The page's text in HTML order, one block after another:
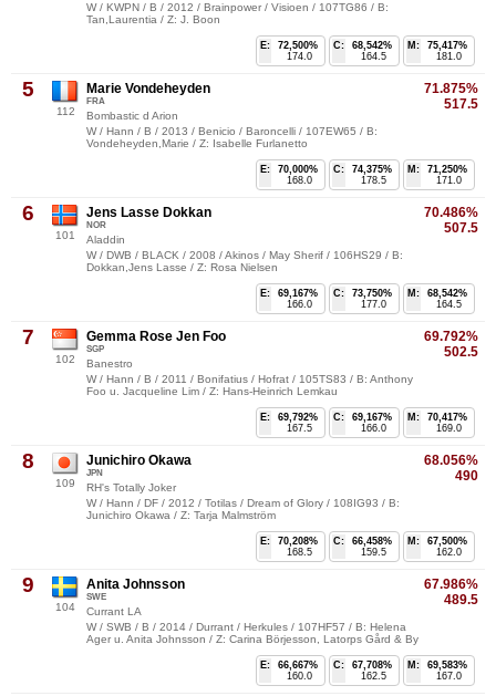
W / KWPN / B / 2012 / Brainpower / Visioen / 107TG86 / B:
Tan,Laurentia / Z: J. Boon
M:
75,417%
181.0
C:
68,542%
164.5
E:
72,500%
174.0
5
112
71.875%
517.5
Marie Vondeheyden
FRA
Bombastic d Arion
W / Hann / B / 2013 / Benicio / Baroncelli / 107EW65 / B:
Vondeheyden,Marie / Z: Isabelle Furlanetto
M:
71,250%
171.0
C:
74,375%
178.5
E:
70,000%
168.0
6
101
70.486%
507.5
Jens Lasse Dokkan
NOR
Aladdin
W / DWB / BLACK / 2008 / Akinos / May Sherif / 106HS29 / B:
Dokkan,Jens Lasse / Z: Rosa Nielsen
M:
68,542%
164.5
C:
73,750%
177.0
E:
69,167%
166.0
7
102
69.792%
502.5
Gemma Rose Jen Foo
SGP
Banestro
W / Hann / B / 2011 / Bonifatius / Hofrat / 105TS83 / B: Anthony
Foo u. Jacqueline Lim / Z: Hans-Heinrich Lemkau
M:
70,417%
169.0
C:
69,167%
166.0
E:
69,792%
167.5
8
109
68.056%
490
Junichiro Okawa
JPN
RH's Totally Joker
W / Hann / DF / 2012 / Totilas / Dream of Glory / 108IG93 / B:
Junichiro Okawa / Z: Tarja Malmström
M:
67,500%
162.0
C:
66,458%
159.5
E:
70,208%
168.5
9
104
67.986%
489.5
Anita Johnsson
SWE
Currant LA
W / SWB / B / 2014 / Durrant / Herkules / 107HF57 / B: Helena
Ager u. Anita Johnsson / Z: Carina Börjesson, Latorps Gård & By
M:
69,583%
167.0
C:
67,708%
162.5
E:
66,667%
160.0